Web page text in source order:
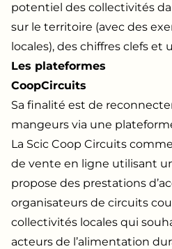
potentiel des collectivités
sur le territoire (avec des
locales), des chiffres clefs et
Les plateformes
CoopCircuits
Sa finalité est de
mangeurs via une
La Scic Coop Circuits
de vente en ligne utilisant
propose des prestations
organisateurs de circuits
collectivités locales qui
acteurs de l’alimentation